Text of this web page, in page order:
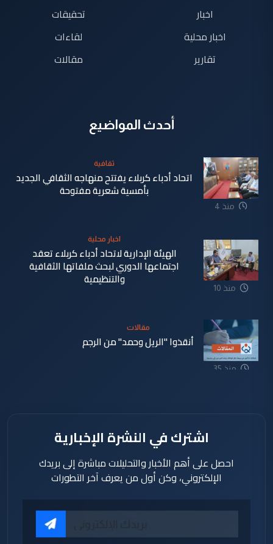
اخبار
اخبار محلية
تقارير
تحقيقات
لقاءات
مقالات
أحدث المواضيع
منذ 4
ثقافية
اتحاد أدباء كربلاء يفتتح منهاجه الثقافي الجديد
بأمسية شعرية مفتوحة
منذ 10
اخبار محلية
الهيئة الإدارية لاتحاد أدباء كربلاء تعقد
اجتماعها الدوري لبحث ملفاتها الثقافية
والتنظيمية
منذ 35
مقالات
أنقذوا "الريل وحمد" من الرجم
اشترك في النشرة الإخبارية
احصل على أهم الأخبار والتحليلات مباشرة إلى بريدك
الإلكتروني، وكن أول من يعرف آخر التطورات